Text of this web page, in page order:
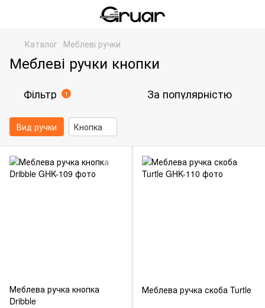
Каталог Меблеві ручки
Меблеві ручки кнопки
Фільтр 1 За популярністю
Вид ручки Кнопка
Меблева ручка кнопка
Dribble
Меблева ручка скоба Turtle